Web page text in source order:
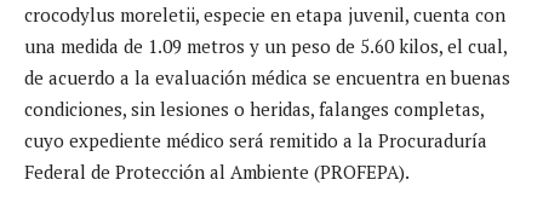
crocodylus moreletii, especie en etapa juvenil, cuenta con
una medida de 1.09 metros y un peso de 5.60 kilos, el cual,
de acuerdo a la evaluación médica se encuentra en buenas
condiciones, sin lesiones o heridas, falanges completas,
cuyo expediente médico será remitido a la Procuraduría
Federal de Protección al Ambiente (PROFEPA).